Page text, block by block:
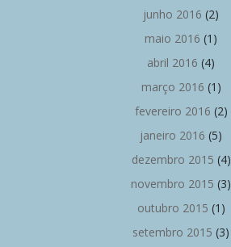
junho 2016 (2)
maio 2016 (1)
abril 2016 (4)
março 2016 (1)
fevereiro 2016 (2)
janeiro 2016 (5)
dezembro 2015 (4)
novembro 2015 (3)
outubro 2015 (1)
setembro 2015 (3)